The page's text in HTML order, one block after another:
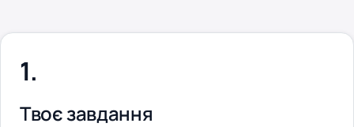
Твоє завдання